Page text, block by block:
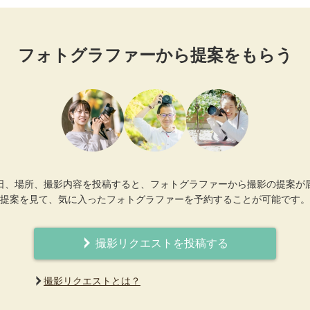
フォトグラファーから提案をもらう
、場所、撮影内容を投稿すると、フォトグラファーから撮影の提案が
提案を見て、気に入ったフォトグラファーを予約することが可能です。
撮影リクエストを投稿する
撮影リクエストとは？